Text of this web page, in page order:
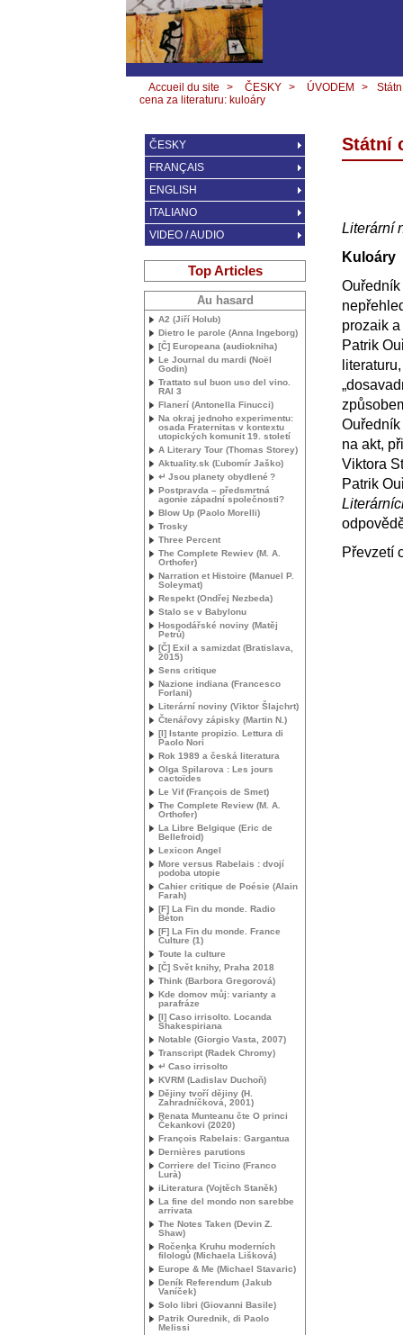
Accueil du site > ČESKY > ÚVODEM >
cena za literaturu: kuloáry
Státní
Literární
Kuloáry
prozaik
Patrik
na akt,
Viktora
Patrik
Převzetí
ČESKY
FRANÇAIS
ENGLISH
ITALIANO
VIDEO / AUDIO
Top Articles
Au hasard
A2 (Jiří Holub)
Dietro le parole (Anna Ingeborg)
[Č] Europeana (audiokniha)
Le Journal du mardi (Noël
Godin)
Trattato sul buon uso del vino.
RAI 3
Flanerí (Antonella Finucci)
Na okraj jednoho experimentu:
osada Fraternitas v kontextu
utopických komunit 19. století
A Literary Tour (Thomas Storey)
Aktuality.sk (Ľubomír Jaško)
↵ Jsou planety obydlené ?
Postpravda – předsmrtná
agonie západní společnosti?
Blow Up (Paolo Morelli)
Trosky
Three Percent
The Complete Rewiev (M. A.
Orthofer)
Narration et Histoire (Manuel P.
Soleymat)
Respekt (Ondřej Nezbeda)
Stalo se v Babylonu
Hospodářské noviny (Matěj
Petrů)
[Č] Exil a samizdat (Bratislava,
2015)
Sens critique
Nazione indiana (Francesco
Forlani)
Literární noviny (Viktor Šlajchrt)
Čtenářovy zápisky (Martin N.)
[I] Istante propizio. Lettura di
Paolo Nori
Rok 1989 a česká literatura
Olga Spilarova : Les jours
cactoïdes
Le Vif (François de Smet)
The Complete Review (M. A.
Orthofer)
La Libre Belgique (Eric de
Bellefroid)
Lexicon Angel
More versus Rabelais : dvojí
podoba utopie
Cahier critique de Poésie (Alain
Farah)
[F] La Fin du monde. Radio
Béton
[F] La Fin du monde. France
Culture (1)
Toute la culture
[Č] Svět knihy, Praha 2018
Think (Barbora Gregorová)
Kde domov můj: varianty a
parafráze
[I] Caso irrisolto. Locanda
Shakespiriana
Notable (Giorgio Vasta, 2007)
Transcript (Radek Chromy)
↵ Caso irrisolto
KVRM (Ladislav Duchoň)
Dějiny tvoří dějiny (H.
Zahradníčková, 2001)
Renata Munteanu čte O princi
Čekankovi (2020)
François Rabelais: Gargantua
Dernières parutions
Corriere del Ticino (Franco
Lurà)
iLiteratura (Vojtěch Staněk)
La fine del mondo non sarebbe
arrivata
The Notes Taken (Devin Z.
Shaw)
Ročenka Kruhu moderních
filologů (Michaela Lišková)
Europe & Me (Michael Stavaric)
Deník Referendum (Jakub
Vaníček)
Solo libri (Giovanni Basile)
Patrik Ourednik, di Paolo
Melissi